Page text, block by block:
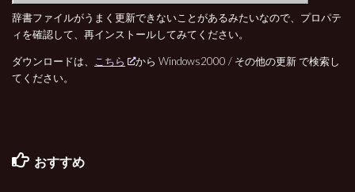
辞書ファイルがうまく更新できないことがあるみたいなので、プロパテ
ィを確認して、再インストールしてみてください。
ダウンロードは、 こちら
から Windows2000 / その他の更新 で検索し
てください。
おすすめ